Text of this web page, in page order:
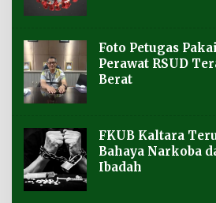
Foto Petugas
Perawat RSUD
Berat
FKUB Kaltara
Bahaya Narkoba
Ibadah